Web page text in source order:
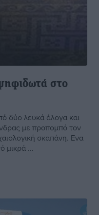
στο
δύο λευκά άλογα και
με προπομπό τον
σκαπάνη. Ενα
μικρά ...